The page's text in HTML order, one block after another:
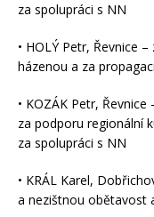
za spolupráci s NN
• HOLÝ Petr, Řevnice
házenou a za
• KOZÁK Petr,
za podporu regionální
za spolupráci s NN
• KRÁL Karel,
a nezištnou obětavost